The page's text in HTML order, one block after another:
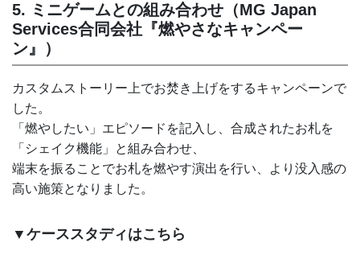
5. ミニゲームとの組み合わせ（MG Japan
Services合同会社『燃やさなキャンペー
ン』）
カスタムストーリー上でお焚き上げをするキャンペーンで
した。
「燃やしたい」エピソードを記入し、合成されたお札を
「シェイク機能」と組み合わせ、
端末を振ることでお札を燃やす演出を行い、より没入感の
高い施策となりました。
▼ケーススタディはこちら